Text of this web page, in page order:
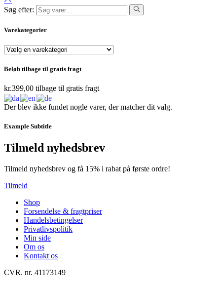
Søg efter:
Varekategorier
Beløb tilbage til gratis fragt
kr.399,00 tilbage til gratis fragt
Der blev ikke fundet nogle varer, der matcher dit valg.
Example Subtitle
Tilmeld nyhedsbrev
Tilmeld nyhedsbrev og få 15% i rabat på første ordre!
Tilmeld
Shop
Forsendelse & fragtpriser
Handelsbetingelser
Privatlivspolitik
Min side
Om os
Kontakt os
CVR. nr. 41173149